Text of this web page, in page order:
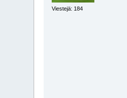
Viestejä: 184